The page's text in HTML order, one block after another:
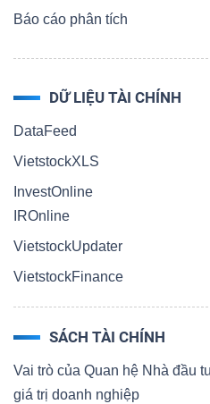
Báo cáo phân tích
DỮ LIỆU TÀI CHÍNH
DataFeed
VietstockXLS
InvestOnline
IROnline
VietstockUpdater
VietstockFinance
SÁCH TÀI CHÍNH
Vai trò của Quan hệ Nhà đầu
giá trị doanh nghiệp